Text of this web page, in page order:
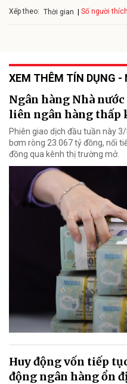
Xếp theo: Thời gian Số người thích
XEM THÊM TÍN DỤNG -
Ngân hàng Nhà
liên ngân hàng thấp
Phiên giao dịch đầu tuần này
bơm ròng 23.067 tỷ đồng, nối
đồng qua kênh thị trường mở.
Huy động vốn tiếp
động ngân hàng ổn